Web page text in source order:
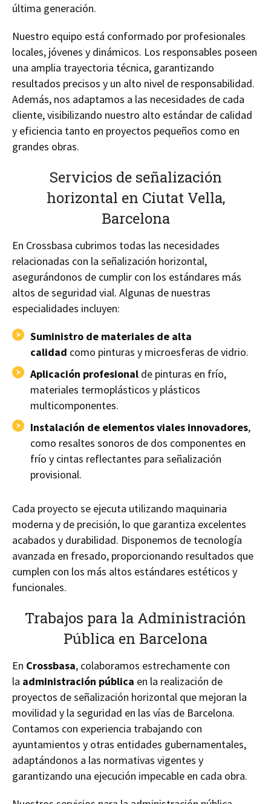
última generación.
Nuestro equipo está conformado por profesionales
locales, jóvenes y dinámicos. Los responsables poseen
una amplia trayectoria técnica, garantizando
resultados precisos y un alto nivel de responsabilidad.
Además, nos adaptamos a las necesidades de cada
cliente, visibilizando nuestro alto estándar de calidad
y eficiencia tanto en proyectos pequeños como en
grandes obras.
Servicios de señalización
horizontal en Ciutat Vella,
Barcelona
En Crossbasa cubrimos todas las necesidades
relacionadas con la señalización horizontal,
asegurándonos de cumplir con los estándares más
altos de seguridad vial. Algunas de nuestras
especialidades incluyen:
Suministro de materiales de alta
calidad como pinturas y microesferas de vidrio.
Aplicación profesional de pinturas en frío,
materiales termoplásticos y plásticos
multicomponentes.
Instalación de elementos viales innovadores,
como resaltes sonoros de dos componentes en
frío y cintas reflectantes para señalización
provisional.
Cada proyecto se ejecuta utilizando maquinaria
moderna y de precisión, lo que garantiza excelentes
acabados y durabilidad. Disponemos de tecnología
avanzada en fresado, proporcionando resultados que
cumplen con los más altos estándares estéticos y
funcionales.
Trabajos para la Administración
Pública en Barcelona
En Crossbasa, colaboramos estrechamente con
la administración pública en la realización de
proyectos de señalización horizontal que mejoran la
movilidad y la seguridad en las vías de Barcelona.
Contamos con experiencia trabajando con
ayuntamientos y otras entidades gubernamentales,
adaptándonos a las normativas vigentes y
garantizando una ejecución impecable en cada obra.